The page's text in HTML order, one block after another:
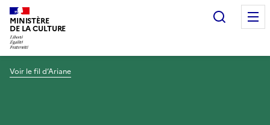
MINISTÈRE
DE LA CULTURE
Voir le fil d’Ariane